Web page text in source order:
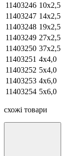
11403246 10х2,5
11403247 14х2,5
11403248 19х2,5
11403249 27х2,5
11403250 37х2,5
11403251 4х4,0
11403252 5х4,0
11403253 4х6,0
11403254 5х6,0
схожі товари